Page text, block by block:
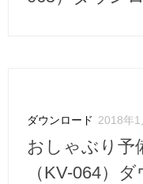
ダウンロード 2018年1
おしゃぶり予
（KV-064）